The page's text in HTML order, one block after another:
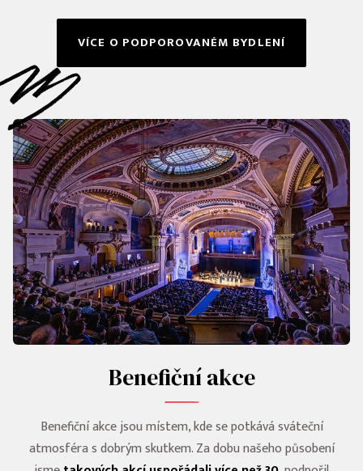
VÍCE O PODPOROVANÉM BYDLENÍ
Benefiční akce
Benefiční akce jsou místem, kde se potkává sváteční
atmosféra s dobrým skutkem. Za dobu našeho působení